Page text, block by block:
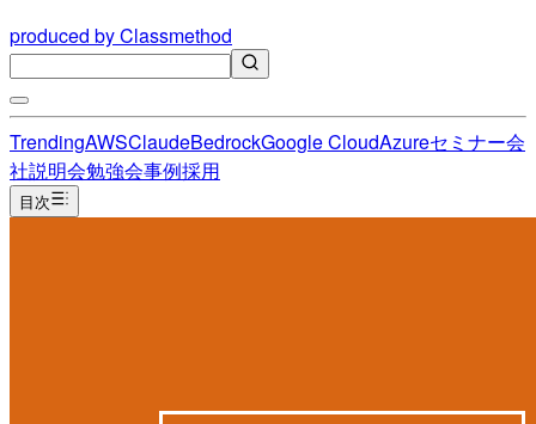
produced by Classmethod
TrendingAWSClaudeBedrockGoogle CloudAzureセミナー会
社説明会勉強会事例採用
目次